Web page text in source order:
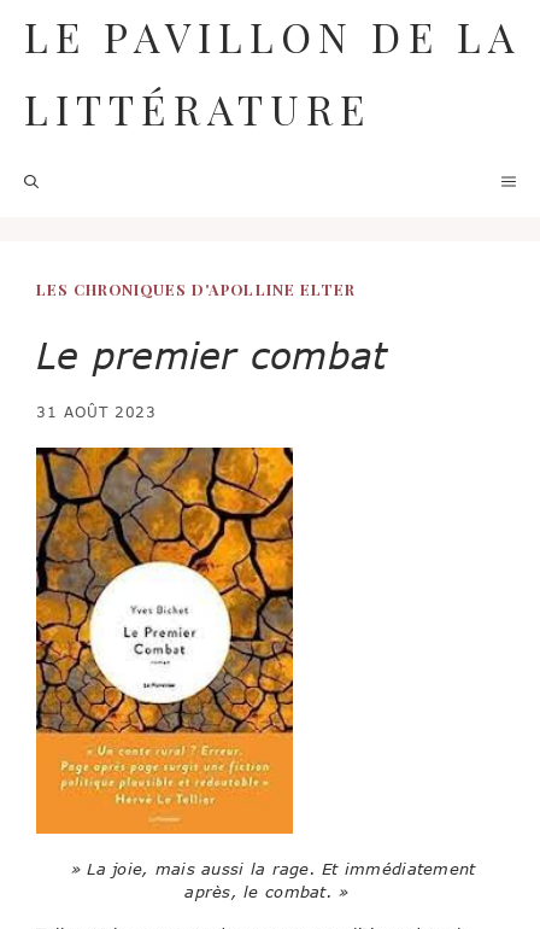
contenu
LE PAVILLON DE LA
LITTÉRATURE
LES CHRONIQUES D'APOLLINE ELTER
Le premier combat
31 AOÛT 2023
» La joie, mais aussi la rage. Et immédiatement
après, le combat. »